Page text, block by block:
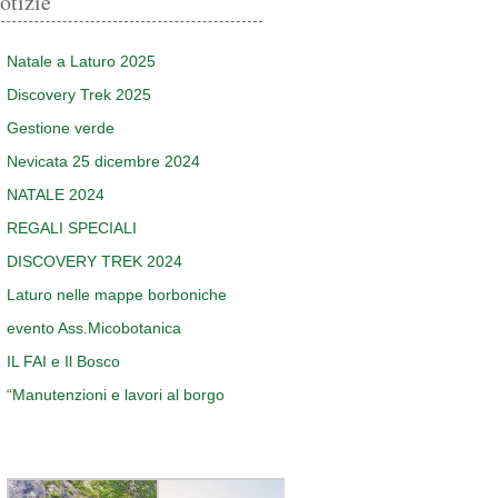
Natale a Laturo 2025
Discovery Trek 2025
Gestione verde
Nevicata 25 dicembre 2024
NATALE 2024
REGALI SPECIALI
DISCOVERY TREK 2024
Laturo nelle mappe borboniche
evento Ass.Micobotanica
IL FAI e Il Bosco
“Manutenzioni e lavori al borgo